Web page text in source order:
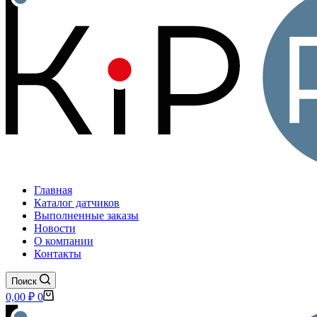
Главная
Каталог датчиков
Выполненные заказы
Новости
О компании
Контакты
Поиск
Корзина
0,00 ₽ 0